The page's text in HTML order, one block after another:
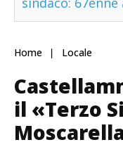
Home Locale
il «Terzo